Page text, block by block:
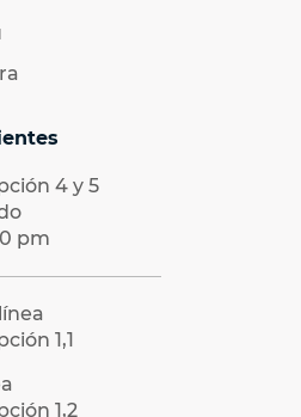
4 y 5
pm
1,1
1,2